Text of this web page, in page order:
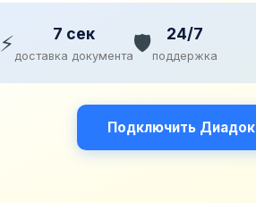
⚡ 7 сек
доставка документа🛡️ 24/7
поддержка
Подключить Диадок